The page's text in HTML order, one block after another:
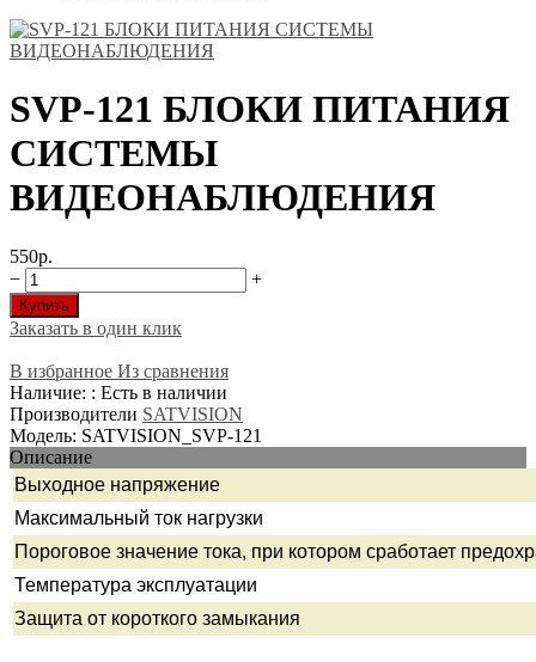
SVP-121 БЛОКИ ПИТАНИЯ
CИСТЕМЫ
ВИДЕОНАБЛЮДЕНИЯ
550р.
−
+
Купить
Заказать в один клик
В избранное Из сравнения
Наличие: : Есть в наличии
Производители SATVISION
Модель: SATVISION_SVP-121
Описание
Выходное напряжение
Максимальный ток нагрузки
Пороговое значение тока, при котором сработает
Температура эксплуатации
Защита от короткого замыкания